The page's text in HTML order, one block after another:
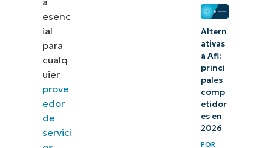
esenc
ial
para
cualq
uier
prove
edor
de
servici
Altern
ativas
a Afi:
princi
pales
comp
etidor
es en
2026
POR